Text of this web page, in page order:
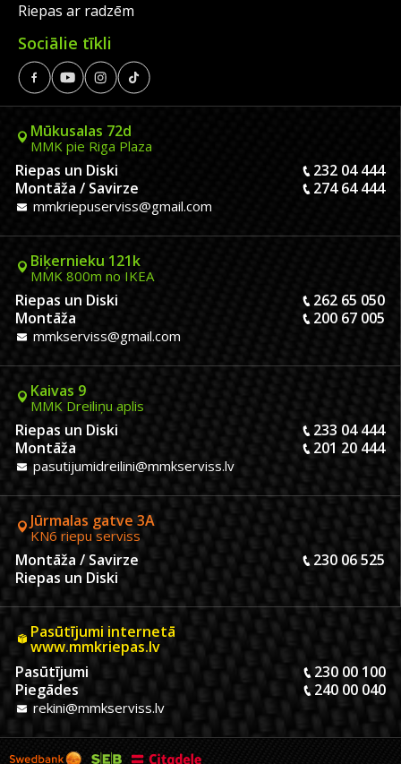
Riepas ar radzēm
Sociālie tīkli
Mūkusalas 72d
MMK pie Riga Plaza
Riepas un Diski
232 04 444
Montāža / Savirze
274 64 444
mmkriepuserviss@gmail.com
Biķernieku 121k
MMK 800m no IKEA
Riepas un Diski
262 65 050
Montāža
200 67 005
mmkserviss@gmail.com
Kaivas 9
MMK Dreiliņu aplis
Riepas un Diski
233 04 444
Montāža
201 20 444
pasutijumidreilini@mmkserviss.lv
Jūrmalas gatve 3A
KN6 riepu serviss
Montāža / Savirze
230 06 525
Riepas un Diski
Pasūtījumi internetā
www.mmkriepas.lv
Pasūtījumi
230 00 100
Piegādes
240 00 040
rekini@mmkserviss.lv